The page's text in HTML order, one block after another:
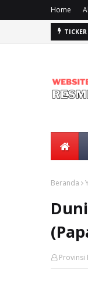
Home
TICKER
Beranda
Provinsi